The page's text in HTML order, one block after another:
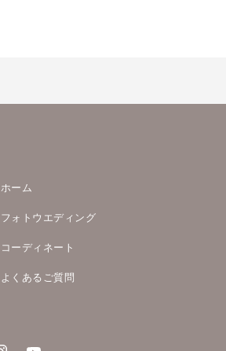
ホーム
フォトウエディング
コーディネート
よくあるご質問